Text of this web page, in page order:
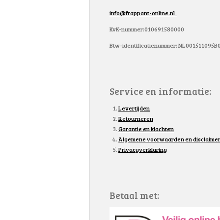
info@frappant-online.nl
KvK-nummer:010691580000
Btw-identificatienummer:
Service en informatie:
Levertijden
Retourneren
Garantie en klachten
Algemene voorwaarden en disclaimer
Privacyverklaring
Betaal met: